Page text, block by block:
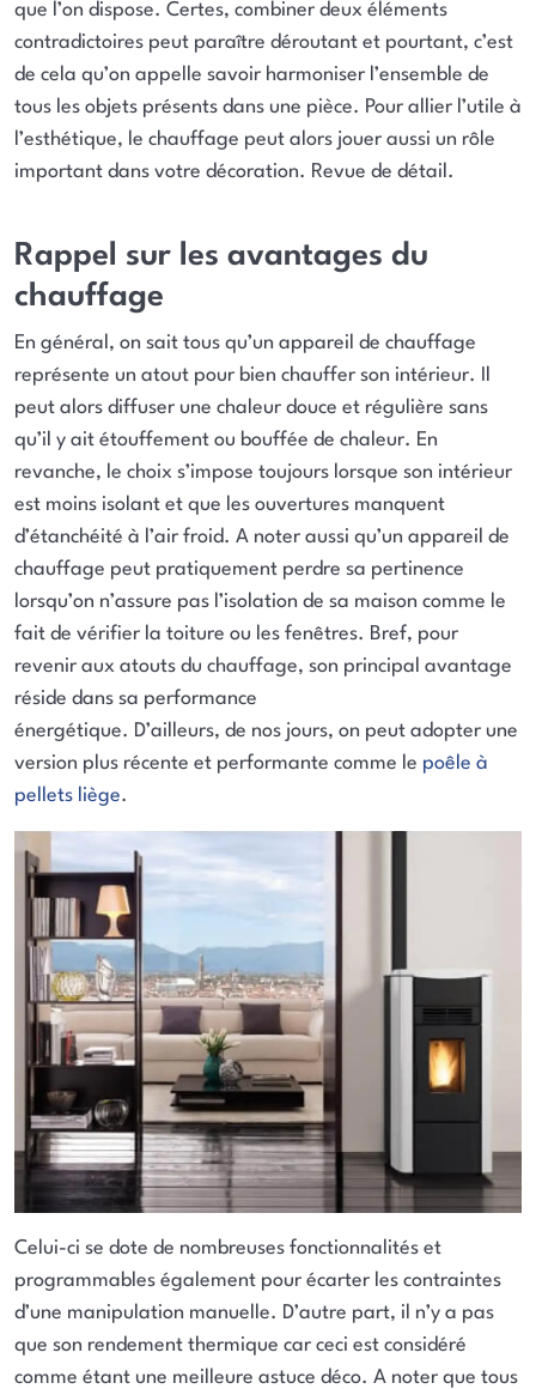
que l’on dispose. Certes, combiner deux éléments
contradictoires peut paraître déroutant et pourtant, c’est
de cela qu’on appelle savoir harmoniser l’ensemble de
tous les objets présents dans une pièce. Pour allier l’utile à
l’esthétique, le chauffage peut alors jouer aussi un rôle
important dans votre décoration. Revue de détail.
Rappel sur les avantages du
chauffage
En général, on sait tous qu’un appareil de chauffage
représente un atout pour bien chauffer son intérieur. Il
peut alors diffuser une chaleur douce et régulière sans
qu’il y ait étouffement ou bouffée de chaleur. En
revanche, le choix s’impose toujours lorsque son intérieur
est moins isolant et que les ouvertures manquent
d’étanchéité à l’air froid. A noter aussi qu’un appareil de
chauffage peut pratiquement perdre sa pertinence
lorsqu’on n’assure pas l’isolation de sa maison comme le
fait de vérifier la toiture ou les fenêtres. Bref, pour
revenir aux atouts du chauffage, son principal avantage
réside dans sa performance
énergétique. D’ailleurs, de nos jours, on peut adopter une
version plus récente et performante comme le poêle à
pellets liège.
Celui-ci se dote de nombreuses fonctionnalités et
programmables également pour écarter les contraintes
d’une manipulation manuelle. D’autre part, il n’y a pas
que son rendement thermique car ceci est considéré
comme étant une meilleure astuce déco. A noter que tous